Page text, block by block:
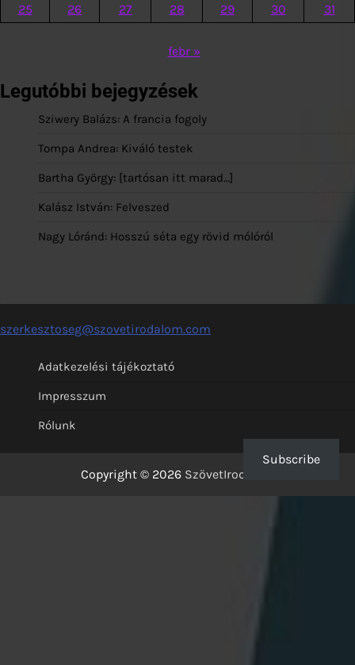
25 26 27 28 29 30 31
febr »
Legutóbbi bejegyzések
Sziwery Balázs: A francia fogoly
Tompa Andrea: Kiváló testek
Bartha György: [tartósan itt marad…]
Kalász István: Felveszed
Nagy Lóránd: Hosszú séta egy rövid mólóról
szerkesztoseg@szovetirodalom.com
Adatkezelési tájékoztató
Impresszum
Rólunk
Copyright © 2026 SzövetIrodalom
Subscribe